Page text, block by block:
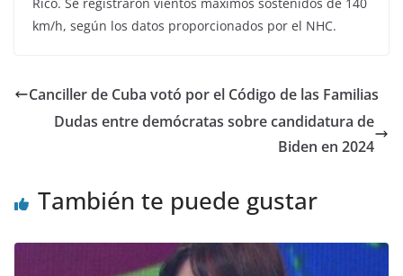
km/h, según los datos proporcionados por el NHC.
Canciller de Cuba votó por el Código de las Familias
Dudas entre demócratas sobre candidatura de
Biden en 2024
También te puede gustar